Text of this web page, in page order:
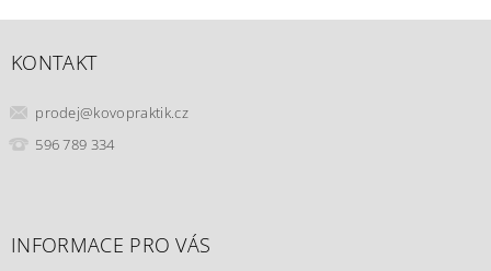
KONTAKT
prodej@kovopraktik.cz
596 789 334
INFORMACE PRO VÁS